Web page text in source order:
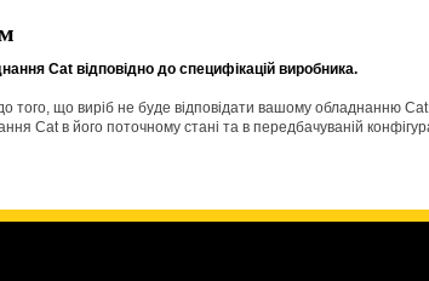
Cat відповідно до специфікацій виробника.
до того, що виріб не буде відповідати вашому обладнанню
Cat в його поточному стані та в передбачуваній